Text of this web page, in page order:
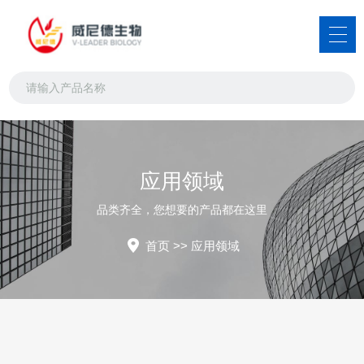
应用领域
品类齐全，您想要的产品都在这里
首页 >> 应用领域